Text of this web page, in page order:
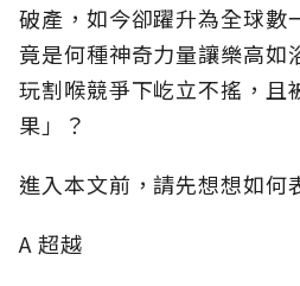
破產，如今卻躍升為全球數
竟是何種神奇力量讓樂高如
玩割喉競爭下屹立不搖，且
果」？
進入本文前，請先想想如何
A 超越